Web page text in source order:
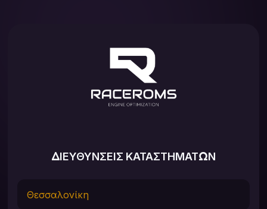
ΔΙΕΥΘΥΝΣΕΙΣ ΚΑΤΑΣΤΗΜΑΤΩΝ
Θεσσαλονίκη